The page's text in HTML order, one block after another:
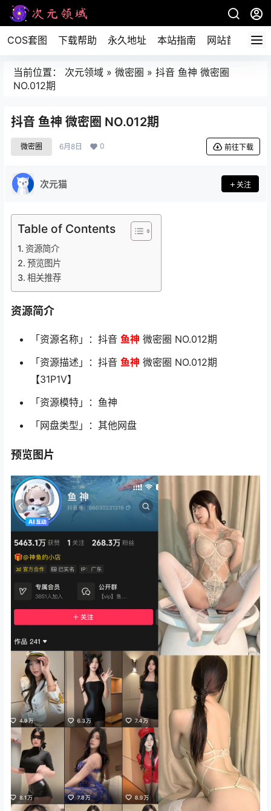
COS套图 下载帮助 永久地址 本站指南 网站首页
当前位置： 次元领域 » 微密圈 » 抖音 鱼神 微密圈
NO.012期
抖音 鱼神 微密圈 NO.012期
微密圈 6月8日 0 前往下载
次元猫 关注
Table of Contents
资源简介
预览图片
相关推荐
资源简介
「资源名称」：抖音 鱼神 微密圈 NO.012期
「资源描述」：抖音 鱼神 微密圈 NO.012期
【31P1V】
「资源模特」：鱼神
「网盘类型」：其他网盘
预览图片